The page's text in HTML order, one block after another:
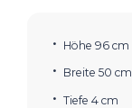
Höhe 96 cm
Breite 50 cm
Tiefe 4 cm